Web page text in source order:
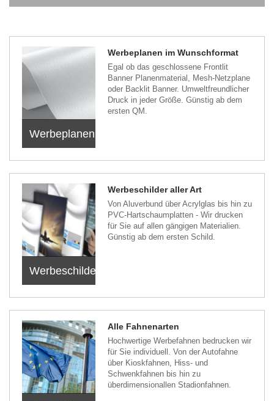
Werbeplanen
Werbeplanen im Wunschformat
Egal ob das geschlossene Frontlit
Banner Planenmaterial, Mesh-Netzplane
oder Backlit Banner. Umweltfreundlicher
Druck in jeder Größe. Günstig ab dem
ersten QM.
Werbeschilder
Werbeschilder aller Art
Von Aluverbund über Acrylglas bis hin zu
PVC-Hartschaumplatten - Wir drucken
für Sie auf allen gängigen Materialien.
Günstig ab dem ersten Schild.
Alle Fahnenarten
Hochwertige Werbefahnen bedrucken wir
für Sie individuell. Von der Autofahne
über Kioskfahnen, Hiss- und
Schwenkfahnen bis hin zu
überdimensionallen Stadionfahnen.